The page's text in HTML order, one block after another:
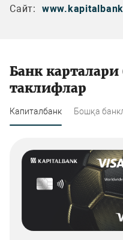
Сайт:
Банк
таклифлар
Капиталбанк Бошқа